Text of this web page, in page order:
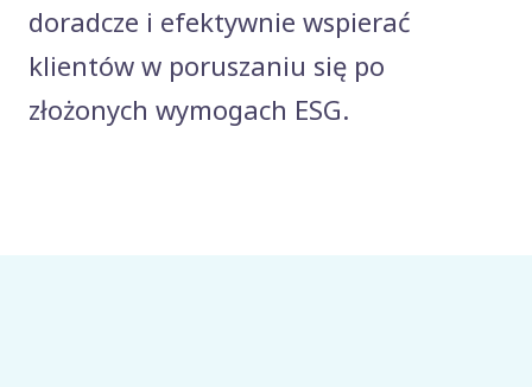
doradcze i efektywnie wspierać
klientów w poruszaniu się po
złożonych wymogach ESG.